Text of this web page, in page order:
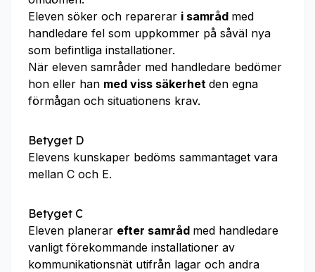
Eleven söker och reparerar i samråd med
handledare fel som uppkommer på såväl nya
som befintliga installationer.
När eleven samråder med handledare bedömer
hon eller han med viss säkerhet den egna
förmågan och situationens krav.
Betyget D
Elevens kunskaper bedöms sammantaget vara
mellan C och E.
Betyget C
Eleven planerar efter samråd med handledare
vanligt förekommande installationer av
kommunikationsnät utifrån lagar och andra